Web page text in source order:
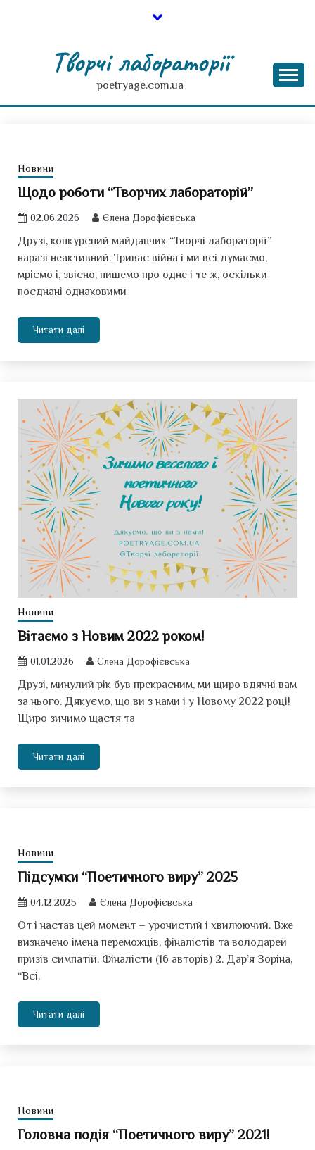
Творчі лабораторії
poetryage.com.ua
Новини
Щодо роботи “Творчих лабораторій”
02.06.2026 Єлена Дорофієвська
Друзі, конкурсний майданчик “Творчі лабораторії”
наразі неактивний. Триває війна і ми всі думаємо,
мріємо і, звісно, пишемо про одне і те ж, оскільки
поєднані однаковими
Читати далі
Новини
Вітаємо з Новим 2022 роком!
01.01.2026 Єлена Дорофієвська
Друзі, минулий рік був прекрасним, ми щиро вдячні вам
за нього. Дякуємо, що ви з нами і у Новому 2022 році!
Щиро зичимо щастя та
Читати далі
Новини
Підсумки “Поетичного виру” 2025
04.12.2025 Єлена Дорофієвська
От і настав цей момент – урочистий і хвилюючий. Вже
визначено імена переможців, фіналістів та володарей
призів симпатій. Фіналісти (16 авторів) 2. Дар’я Зоріна,
“Всі,
Читати далі
Новини
Головна подія “Поетичного виру” 2021!